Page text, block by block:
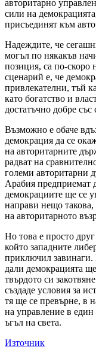
авторитарно
сили на
присъединят към
Надеждите, че
могъл по някакъв
позиция, са по-скоро
сценарий е, че
привлекателни, тъй
като богатство и
достатъчно добре със
Възможно е обаче
демокрация да се
на авторитарните
радват на
големи авторитарни
Арабия предприемат
демокрациите ще се
направи нещо
на авторитарното
Но това е просто
който западните
приключил завинаги.
дали демокрацията
твърдото си
създаде условия за
тя ще се превърне, в
на управление в
ъгъл на света.
Източник